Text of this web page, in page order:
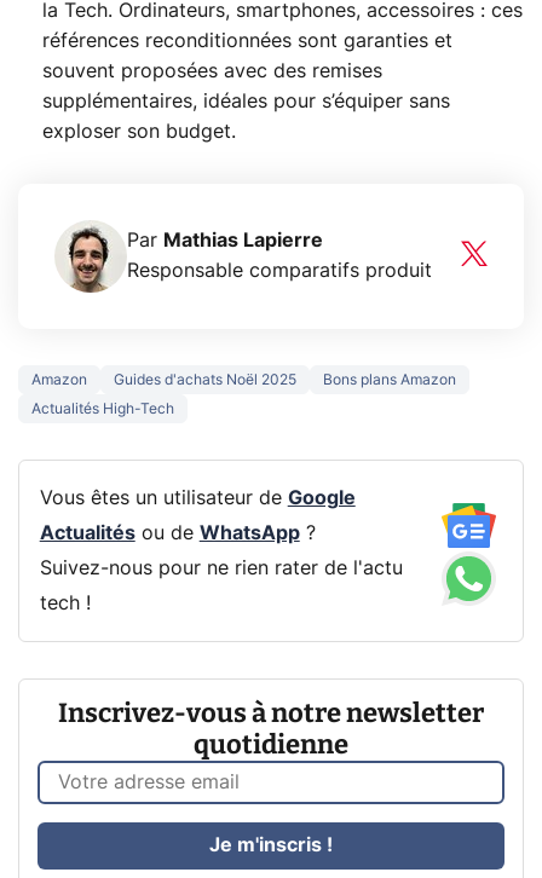
la Tech. Ordinateurs, smartphones, accessoires : ces
références reconditionnées sont garanties et
souvent proposées avec des remises
supplémentaires, idéales pour s’équiper sans
exploser son budget.
Par Mathias Lapierre
Responsable comparatifs produit
Amazon Guides d'achats Noël 2025
Bons plans Amazon
Actualités High-Tech
Vous êtes un utilisateur de Google
Actualitésou de WhatsApp?
Suivez-nous pour ne rien rater de l'actu
tech !
Inscrivez-vous à notre newsletter
quotidienne
Je m'inscris !